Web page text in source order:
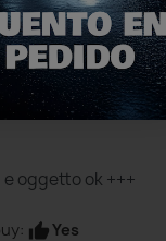
oggetto ok +++
thumb_upYes